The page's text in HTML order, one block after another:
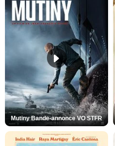
Mutiny Bande-annonce VO STFR